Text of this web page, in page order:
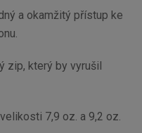
a okamžitý přístup ke
zip, který by vyrušil
7,9 oz. a 9,2 oz.